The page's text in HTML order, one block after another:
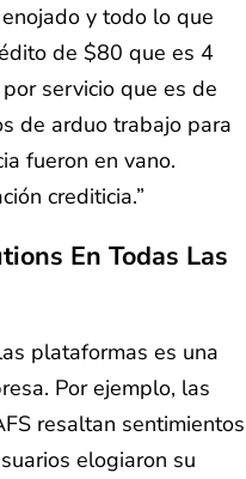
y todo lo que
de $80 que es 4
servicio que es de
de arduo trabajo para
fueron en vano.
crediticia.”
En Todas Las
plataformas es una
Por ejemplo, las
resaltan sentimientos
elogiaron su